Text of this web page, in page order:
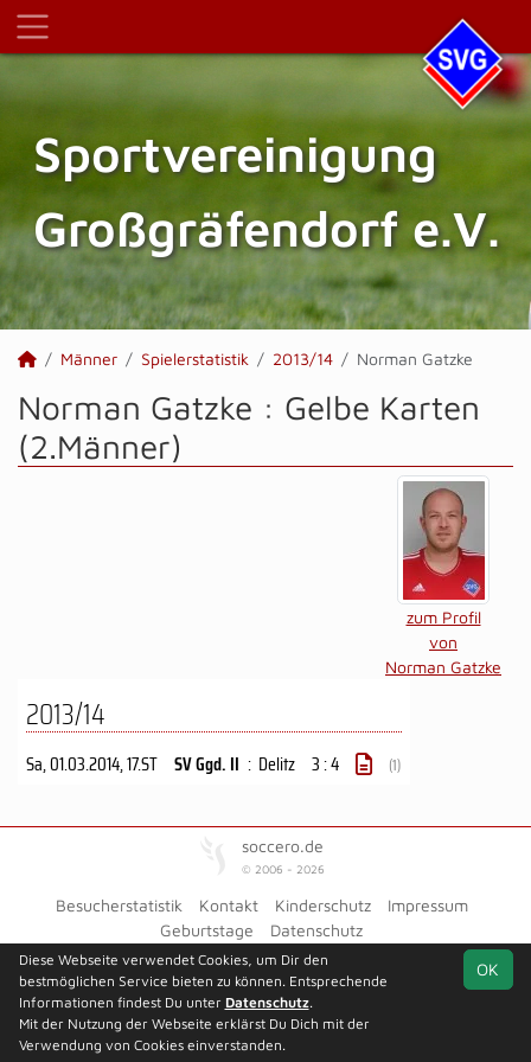
Sportvereinigung
Großgräfendorf e.V.
Männer Spielerstatistik 2013/14 Norman Gatzke
Norman Gatzke : Gelbe Karten
(2.Männer)
zum Profil
von
Norman Gatzke
2013/14
Sa, 01.03.2014, 17.ST SV Ggd. II : Delitz 3 : 4 (1)
soccero.de
© 2006 - 2026
Besucherstatistik Kontakt Kinderschutz
Impressum
Geburtstage
Datenschutz
Facebook
OK
Diese Webseite verwendet Cookies, um Dir den
bestmöglichen Service bieten zu können. Entsprechende
Informationen findest Du unter Datenschutz.
Mit der Nutzung der Webseite erklärst Du Dich mit der
Verwendung von Cookies einverstanden.